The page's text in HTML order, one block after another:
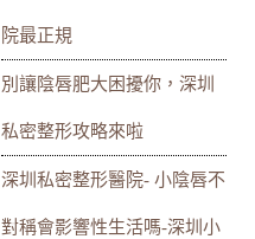
院最正規
別讓陰唇肥大困擾你，深圳
私密整形攻略來啦
深圳私密整形醫院- 小陰唇不
對稱會影響性生活嗎-深圳小